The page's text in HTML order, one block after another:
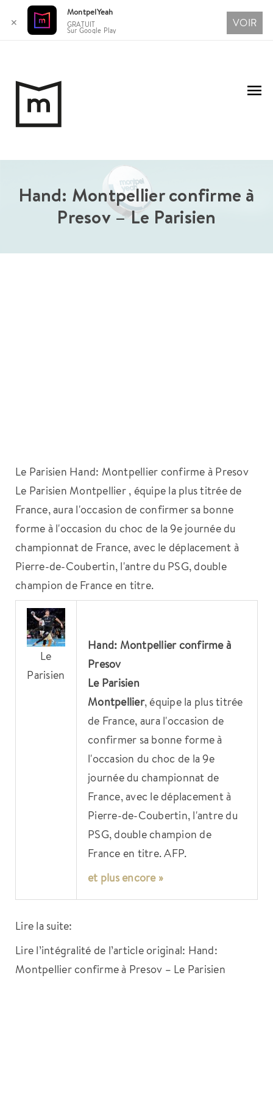
contenu
Hand: Montpellier confirme à
Presov – Le Parisien
Le Parisien Hand: Montpellier confirme à Presov
Le Parisien Montpellier , équipe la plus titrée de
France, aura l'occasion de confirmer sa bonne
forme à l'occasion du choc de la 9e journée du
championnat de France, avec le déplacement à
Pierre-de-Coubertin, l'antre du PSG, double
champion de France en titre.
Le
Parisien
Hand: Montpellierconfirme à
Presov
Le Parisien
Montpellier, équipe la plus titrée
de France, aura l'occasion de
confirmer sa bonne forme à
l'occasion du choc de la 9e
journée du championnat de
France, avec le déplacement à
Pierre-de-Coubertin, l'antre du
PSG, double champion de
France en titre. AFP.
et plus encore »
Lire la suite:
Lire l’intégralité de l’article original: Hand:
Montpellier confirme à Presov – Le Parisien
✕
MontpelYeah
GRATUIT
Sur Google Play
VOIR